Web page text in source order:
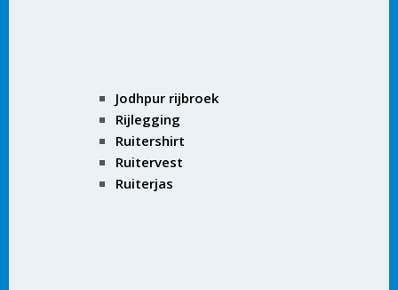
Jodhpur rijbroek
Rijlegging
Ruitershirt
Ruitervest
Ruiterjas